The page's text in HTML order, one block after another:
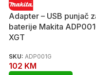
Adapter – USB punjač
baterije Makita
XGT
SKU: ADP001G
102 KM